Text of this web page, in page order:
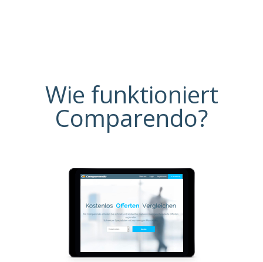
Wie funktioniert
Comparendo?